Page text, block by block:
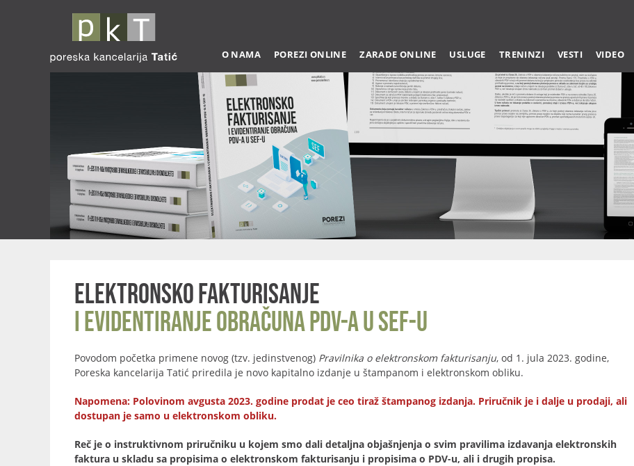
O NAMA POREZI ONLINE ZARADE ONLINE USLUGE TRENINZI VESTI VIDEO
Elektronsko fakturisanje
i evidentiranje obračuna PDV-a u SEF-u
Povodom početka primene novog (tzv. jedinstvenog) Pravilnika o elektronskom fakturisanju, od 1. jula 2023. godine,
Poreska kancelarija Tatić priredila je novo kapitalno izdanje u štampanom i elektronskom obliku.
Napomena: Polovinom avgusta 2023. godine prodat je ceo tiraž štampanog izdanja. Priručnik je i dalje u prodaji, ali
dostupan je samo u elektronskom obliku.
Reč je o instruktivnom priručniku u kojem smo dali detaljna objašnjenja o svim pravilima izdavanja elektronskih
faktura u skladu sa propisima o elektronskom fakturisanju i propisima o PDV-u, ali i drugih propisa.